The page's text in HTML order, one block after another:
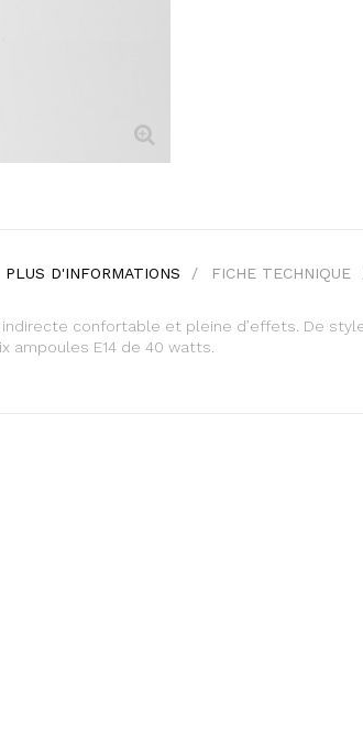
PLUS D'INFORMATIONS FICHE TECHNIQUE
confortable et pleine d’effets. De
ampoules E14 de 40 watts.